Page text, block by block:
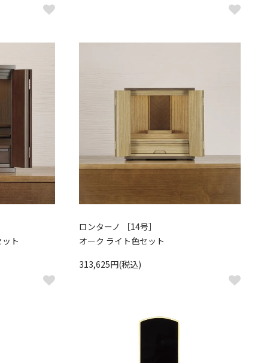
ト
ロンターノ ［14号］
オーク ライト色セット
313,625円(税込)